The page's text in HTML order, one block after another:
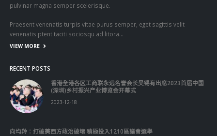
pulvinar magna semper scelerisque.
Praesent venenatis turpis vitae purus semper, eget sagittis velit
venenatis ptent taciti sociosqu ad litora…
VIEW MORE
RECENT POSTS
香港全港各区工商联永远名誉会长吴锡有出席2023首届中国
(深圳)乡村振兴产业博览会开幕式
2023-12-18
向均羚：打破美西方政治破壞 積極投入1210區議會選舉